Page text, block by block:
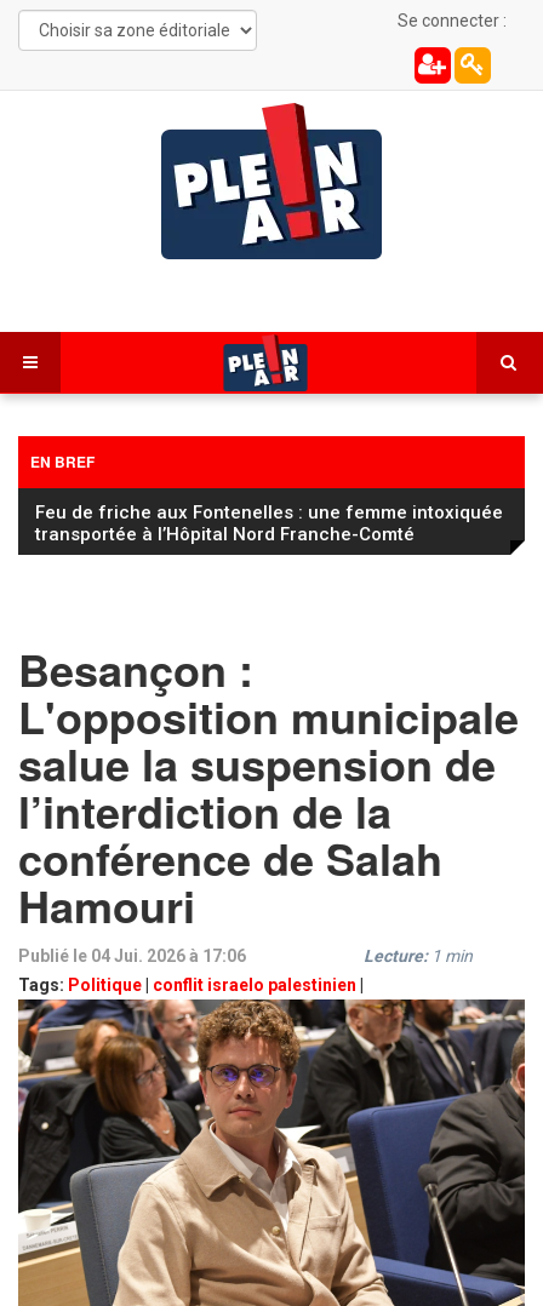
Se connecter :
EN BREF
FC Sochaux Montbéliard : Vincent Hognon lucide
avant d’affronter un Saint‑Étienne « taillé pour la
Besançon :
L'opposition municipale
salue la suspension de
l’interdiction de la
conférence de Salah
Hamouri
Publié le 04 Jui. 2026 à 17:06
Tags: Politique conflit israelo palestinien
Lecture: 1 min